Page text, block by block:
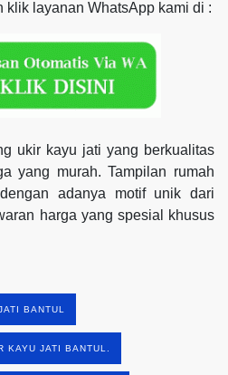
klik layanan WhatsApp kami di :
ukir kayu jati yang berkualitas
yang murah. Tampilan rumah
adanya motif unik dari
harga yang spesial khusus
BANTUL
KAYU JATI BANTUL.